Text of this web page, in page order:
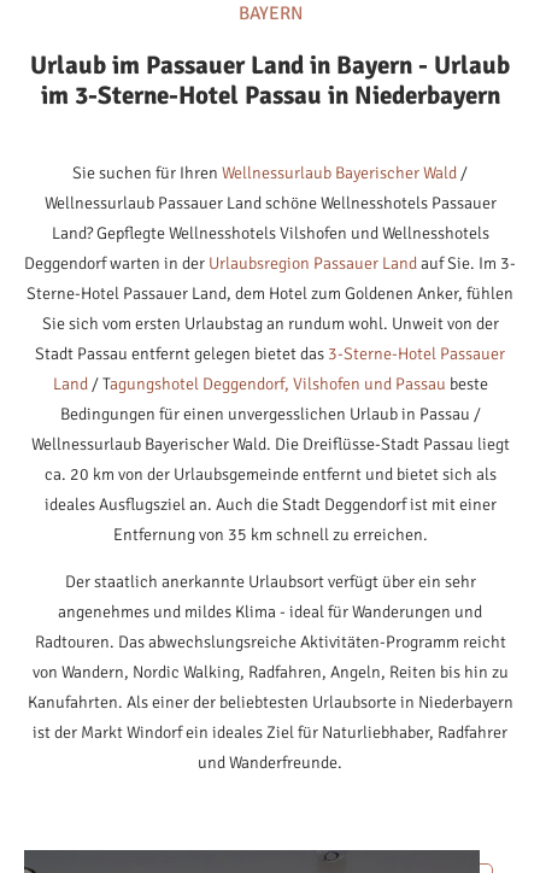
BAYERN
Urlaub im Passauer Land in Bayern - Urlaub
im 3-Sterne-Hotel Passau in Niederbayern
Sie suchen für Ihren Wellnessurlaub Bayerischer Wald /
Wellnessurlaub Passauer Land schöne Wellnesshotels Passauer
Land? Gepflegte Wellnesshotels Vilshofen und Wellnesshotels
Deggendorf warten in der Urlaubsregion Passauer Landauf Sie. Im 3-
Sterne-Hotel Passauer Land, dem Hotel zum Goldenen Anker, fühlen
Sie sich vom ersten Urlaubstag an rundum wohl. Unweit von der
Stadt Passau entfernt gelegen bietet das 3-Sterne-Hotel Passauer
Land/ Tagungshotel Deggendorf, Vilshofen und Passau beste
Bedingungen für einen unvergesslichen Urlaub in Passau /
Wellnessurlaub Bayerischer Wald. Die Dreiflüsse-Stadt Passau liegt
ca. 20 km von der Urlaubsgemeinde entfernt und bietet sich als
ideales Ausflugsziel an. Auch die Stadt Deggendorf ist mit einer
Entfernung von 35 km schnell zu erreichen.
Der staatlich anerkannte Urlaubsort verfügt über ein sehr
angenehmes und mildes Klima - ideal für Wanderungen und
Radtouren. Das abwechslungsreiche Aktivitäten-Programm reicht
von Wandern, Nordic Walking, Radfahren, Angeln, Reiten bis hin zu
Kanufahrten. Als einer der beliebtesten Urlaubsorte in Niederbayern
ist der Markt Windorf ein ideales Ziel für Naturliebhaber, Radfahrer
und Wanderfreunde.